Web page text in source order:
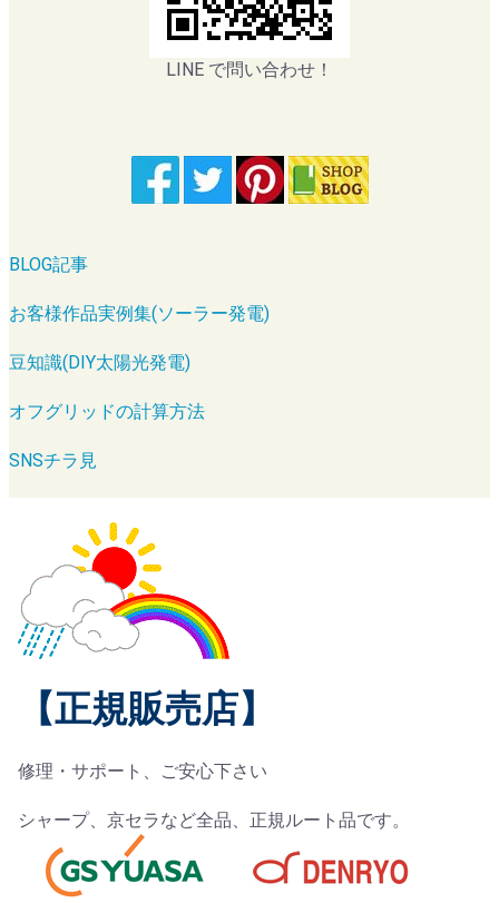
LINE で問い合わせ！
BLOG記事
お客様作品実例集(ソーラー発電)
豆知識(DIY太陽光発電)
オフグリッドの計算方法
SNSチラ見
【正規販売店】
修理・サポート、ご安心下さい
シャープ、京セラなど全品、正規ルート品です。